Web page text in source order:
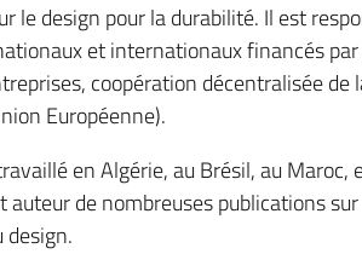
le design pour la durabilité. Il est
et internationaux financés
coopération décentralisée de
Européenne).
en Algérie, au Brésil, au Maroc,
auteur de nombreuses publications
design.